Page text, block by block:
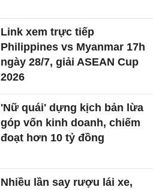
Link xem trực tiếp
Philippines vs Myanmar 17h
ngày 28/7, giải ASEAN Cup
2026
'Nữ quái' dựng kịch bản lừa
góp vốn kinh doanh, chiếm
đoạt hơn 10 tỷ đồng
Nhiều lần say rượu lái xe,